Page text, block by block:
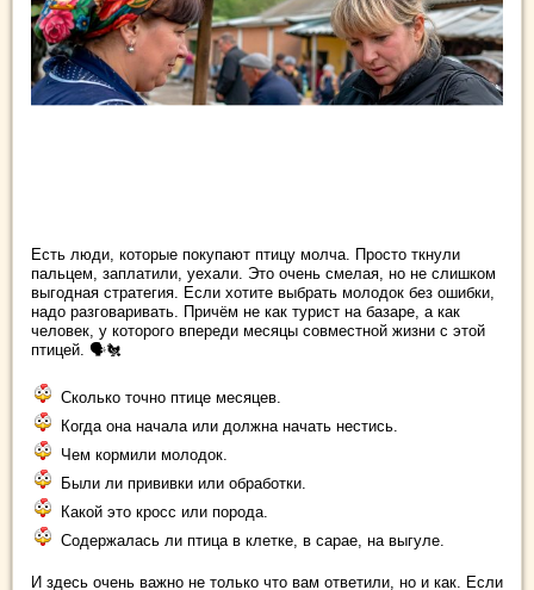
Есть люди, которые покупают птицу молча. Просто ткнули
пальцем, заплатили, уехали. Это очень смелая, но не слишком
выгодная стратегия. Если хотите выбрать молодок без ошибки,
надо разговаривать. Причём не как турист на базаре, а как
человек, у которого впереди месяцы совместной жизни с этой
птицей. 🗣️🐔
Сколько точно птице месяцев.
Когда она начала или должна начать нестись.
Чем кормили молодок.
Были ли прививки или обработки.
Какой это кросс или порода.
Содержалась ли птица в клетке, в сарае, на выгуле.
И здесь очень важно не только что вам ответили, но и как. Если